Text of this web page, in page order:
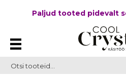
Paljud tooted pidevalt